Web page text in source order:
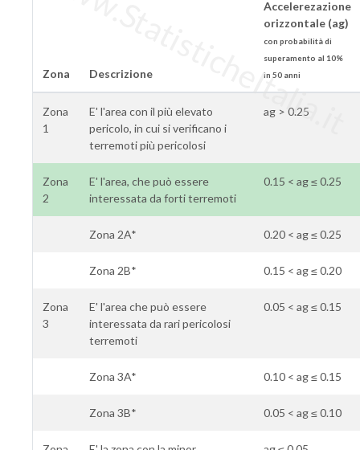
Zona Descrizione
Accelerezazione
orizzontale (ag)
con probabilità di
superamento al 10%
in 50 anni
Zona
1
E' l'area con il più elevato
pericolo, in cui si verificano i
terremoti più pericolosi
ag > 0.25
Zona
2
E' l'area, che può essere
interessata da forti terremoti
0.15 < ag ≤ 0.25
Zona 2A* 0.20 < ag ≤ 0.25
Zona 2B* 0.15 < ag ≤ 0.20
Zona
3
E' l'area che può essere
interessata da rari pericolosi
terremoti
0.05 < ag ≤ 0.15
Zona 3A* 0.10 < ag ≤ 0.15
Zona 3B* 0.05 < ag ≤ 0.10
www.StatisticheItalia.it